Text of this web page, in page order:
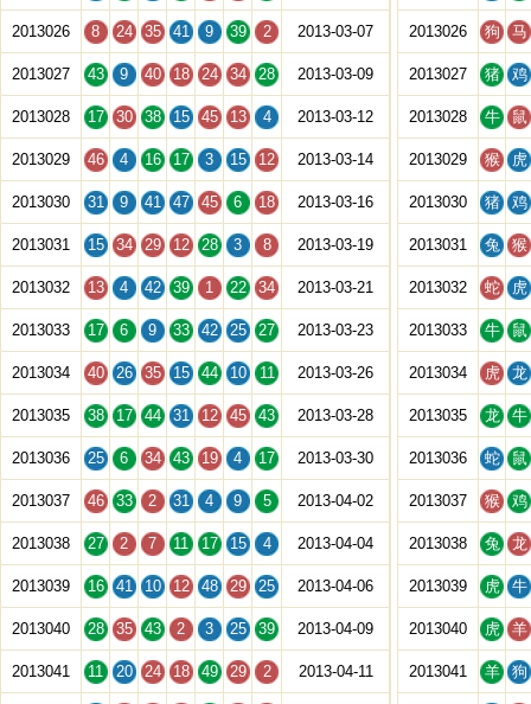
2013026 8 24 35 41 9 39 2 2013-03-07
2013027 43 9 40 18 24 34 28 2013-03-09
2013028 17 30 38 15 45 13 4 2013-03-12
2013029 46 4 16 17 3 15 12 2013-03-14
2013030 31 9 41 47 45 6 18 2013-03-16
2013031 15 34 29 12 28 3 8 2013-03-19
2013032 13 4 42 39 1 22 34 2013-03-21
2013033 17 6 9 33 42 25 27 2013-03-23
2013034 40 26 35 15 44 10 11 2013-03-26
2013035 38 17 44 31 12 45 43 2013-03-28
2013036 25 6 34 43 19 4 17 2013-03-30
2013037 46 33 2 31 4 9 5 2013-04-02
2013038 27 2 7 11 17 15 4 2013-04-04
2013039 16 41 10 12 48 29 25 2013-04-06
2013040 28 35 43 2 3 25 39 2013-04-09
2013041 11 20 24 18 49 29 2 2013-04-11
2013026 狗 马
2013027 猪 鸡
2013028 牛 鼠
2013029 猴 虎
2013030 猪 鸡
2013031 兔 猴
2013032 蛇 虎
2013033 牛 鼠
2013034 虎 龙
2013035 龙 牛
2013036 蛇 鼠
2013037 猴 鸡
2013038 兔 龙
2013039 虎 牛
2013040 虎 羊
2013041 羊 狗